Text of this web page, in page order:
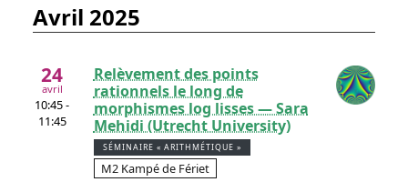
avril 2025
24
avril
10:45 -
11:45
Relèvement des points
rationnels le long de
morphismes log lisses — Sara
Mehidi (Utrecht University)
SÉMINAIRE « ARITHMÉTIQUE »
M2 Kampé de Fériet